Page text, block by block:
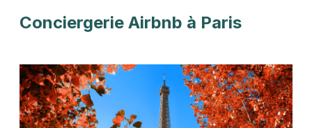
Conciergerie Airbnb à Paris